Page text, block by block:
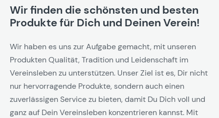
Wir finden die schönsten und besten
Produkte für Dich und Deinen Verein!
Wir haben es uns zur Aufgabe gemacht, mit unseren
Produkten Qualität, Tradition und Leidenschaft im
Vereinsleben zu unterstützen. Unser Ziel ist es, Dir nicht
nur hervorragende Produkte, sondern auch einen
zuverlässigen Service zu bieten, damit Du Dich voll und
ganz auf Dein Vereinsleben konzentrieren kannst. Mit